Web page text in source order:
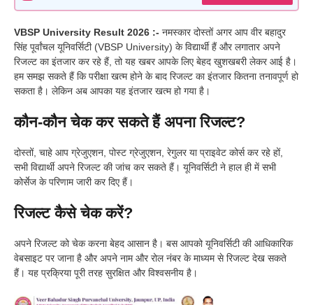
VBSP University Result 2026 :- नमस्कार दोस्तों अगर आप वीर बहादुर
सिंह पूर्वांचल यूनिवर्सिटी (VBSP University) के विद्यार्थी हैं और लगातार अपने
रिजल्ट का इंतजार कर रहे हैं, तो यह खबर आपके लिए बेहद खुशखबरी लेकर आई है।
हम समझ सकते हैं कि परीक्षा खत्म होने के बाद रिजल्ट का इंतजार कितना तनावपूर्ण हो
सकता है। लेकिन अब आपका यह इंतजार खत्म हो गया है।
कौन-कौन चेक कर सकते हैं अपना रिजल्ट?
दोस्तों, चाहे आप ग्रेजुएशन, पोस्ट ग्रेजुएशन, रेगुलर या प्राइवेट कोर्स कर रहे हों,
सभी विद्यार्थी अपने रिजल्ट की जांच कर सकते हैं। यूनिवर्सिटी ने हाल ही में सभी
कोर्सेज के परिणाम जारी कर दिए हैं।
रिजल्ट कैसे चेक करें?
अपने रिजल्ट को चेक करना बेहद आसान है। बस आपको यूनिवर्सिटी की आधिकारिक
वेबसाइट पर जाना है और अपने नाम और रोल नंबर के माध्यम से रिजल्ट देख सकते
हैं। यह प्रक्रिया पूरी तरह सुरक्षित और विश्वसनीय है।